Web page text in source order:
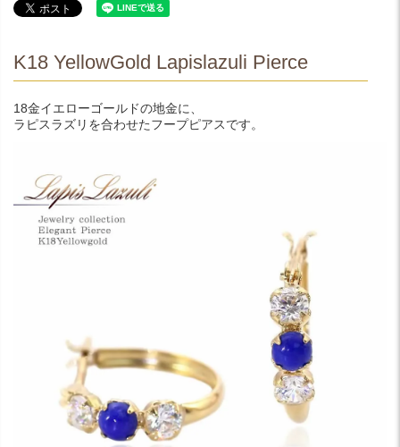
K18 YellowGold Lapislazuli Pierce
18金イエローゴールドの地金に、
ラピスラズリを合わせたフープピアスです。